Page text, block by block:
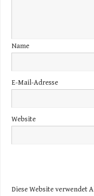
Name
E-Mail-Adresse
Website
Diese Website verwendet